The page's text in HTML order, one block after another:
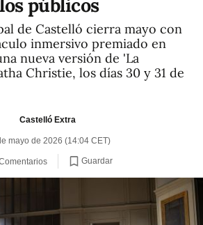
públicos
de Castelló cierra mayo con
inmersivo premiado en
nueva versión de 'La
Christie, los días 30 y 31 de
Castelló Extra
mayo de 2026 (14:04 CET)
Guardar